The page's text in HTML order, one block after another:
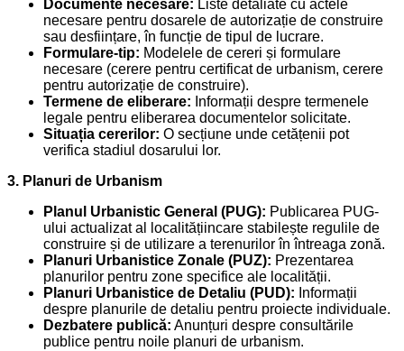
Documente necesare: Liste detaliate cu actele
necesare pentru dosarele de autorizație de construire
sau desființare, în funcție de tipul de lucrare.
Formulare-tip: Modelele de cereri și formulare
necesare (cerere pentru certificat de urbanism, cerere
pentru autorizație de construire).
Termene de eliberare: Informații despre termenele
legale pentru eliberarea documentelor solicitate.
Situația cererilor: O secțiune unde cetățenii pot
verifica stadiul dosarului lor.
3. Planuri de Urbanism
Planul Urbanistic General (PUG): Publicarea PUG-
ului actualizat al localitățiincare stabilește regulile de
construire și de utilizare a terenurilor în întreaga zonă.
Planuri Urbanistice Zonale (PUZ): Prezentarea
planurilor pentru zone specifice ale localității.
Planuri Urbanistice de Detaliu (PUD): Informații
despre planurile de detaliu pentru proiecte individuale.
Dezbatere publică: Anunțuri despre consultările
publice pentru noile planuri de urbanism.